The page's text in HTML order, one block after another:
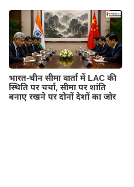
भारत-चीन सीमा वार्ता में LAC की
स्थिति पर चर्चा, सीमा पर शांति
बनाए रखने पर दोनों देशों का जोर